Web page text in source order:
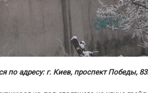
по адресу: г. Киев, проспект Победы,